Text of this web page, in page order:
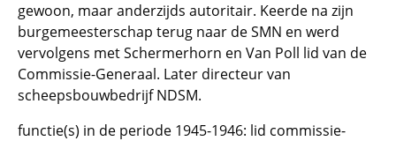
gewoon, maar anderzijds autoritair. Keerde na zijn
burgemeesterschap terug naar de SMN en werd
vervolgens met Schermerhorn en Van Poll lid van de
Commissie-Generaal. Later directeur van
scheepsbouwbedrijf NDSM.
functie(s) in de periode 1945-1946: lid commissie-